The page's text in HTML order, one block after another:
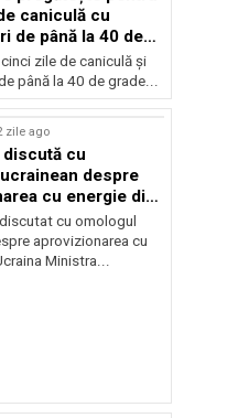
caniculă cu
de până la 40 de
zile de caniculă și
până la 40 de grade...
zile ago
discută cu
despre
cu energie din
cu omologul
aprovizionarea cu
Ministra...